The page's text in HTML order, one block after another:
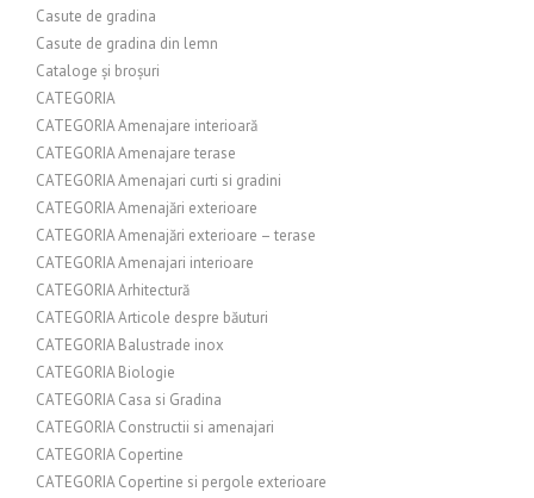
Casute de gradina
Casute de gradina din lemn
Cataloge și broșuri
CATEGORIA
CATEGORIA Amenajare interioară
CATEGORIA Amenajare terase
CATEGORIA Amenajari curti si gradini
CATEGORIA Amenajări exterioare
CATEGORIA Amenajări exterioare – terase
CATEGORIA Amenajari interioare
CATEGORIA Arhitectură
CATEGORIA Articole despre băuturi
CATEGORIA Balustrade inox
CATEGORIA Biologie
CATEGORIA Casa si Gradina
CATEGORIA Constructii si amenajari
CATEGORIA Copertine
CATEGORIA Copertine si pergole exterioare